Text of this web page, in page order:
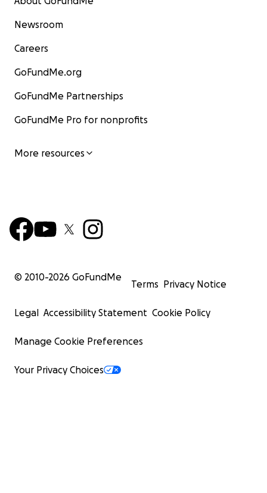
Newsroom
Careers
GoFundMe.org
GoFundMe Partnerships
GoFundMe Pro for nonprofits
More resources
© 2010-2026 GoFundMe
Terms Privacy Notice
Legal Accessibility Statement Cookie Policy
Manage Cookie Preferences
Your Privacy Choices